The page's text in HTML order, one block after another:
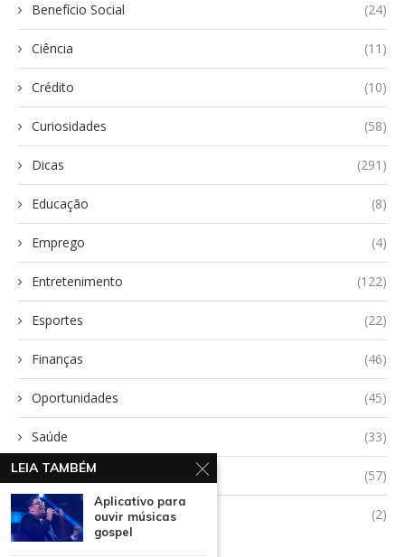
Benefício Social (24)
Ciência (11)
Crédito (10)
Curiosidades (58)
Dicas (291)
Educação (8)
Emprego (4)
Entretenimento (122)
Esportes (22)
Finanças (46)
Oportunidades (45)
Saúde (33)
Tecnologia (57)
Uncategorized (2)
LEIA TAMBÉM
Aplicativo para
ouvir músicas
gospel